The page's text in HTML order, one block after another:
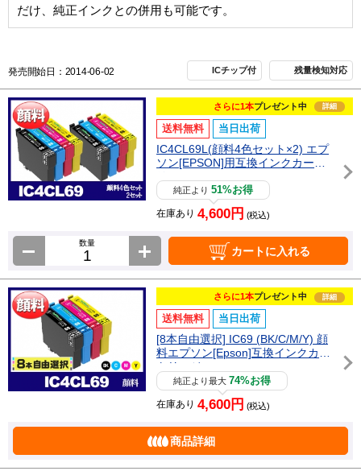
だけ、純正インクとの併用も可能です。
発売開始日：2014-06-02 ICチップ付 残量検知対応
さらに1本プレゼント中 詳細
送料無料 当日出荷
IC4CL69L(顔料4色セット×2) エプ
ソン[EPSON]用互換インクカート
純正より51%お得
在庫あり 4,600円 (税込)
数量
カートに入れる
さらに1本プレゼント中 詳細
送料無料 当日出荷
[8本自由選択] IC69 (BK/C/M/Y) 顔
料エプソン[Epson]互換インクカー
トリッジ
純正より最大74%お得
在庫あり 4,600円 (税込)
商品詳細